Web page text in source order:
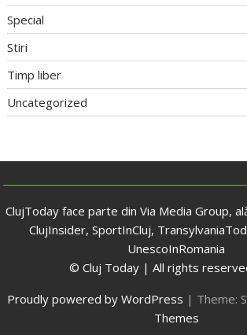
Special
Stiri
Timp liber
Uncategorized
ClujToday face parte din Via Media Group,
ClujInsider, SportInCluj,
UnescoInRomania
© Cluj Today | All rights
Proudly powered by WordPress | Theme:
Themes